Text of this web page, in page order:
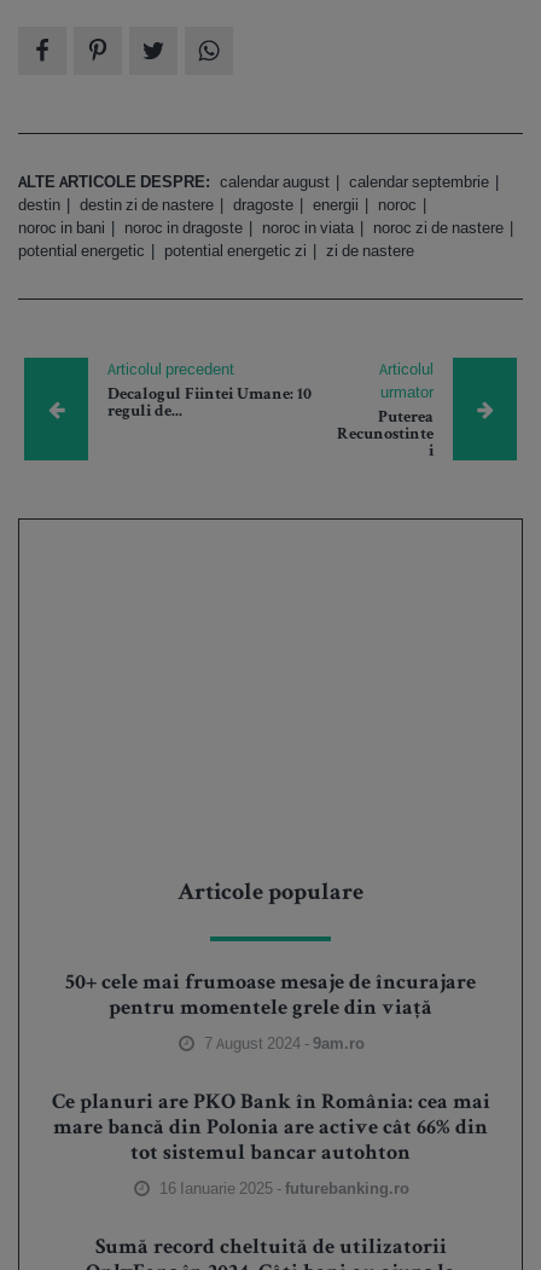
ALTE ARTICOLE DESPRE: calendar august
calendar septembrie
destin
destin zi de nastere dragoste energii
noroc
noroc in bani
noroc in dragoste noroc in viata
noroc zi de nastere
potential energetic
potential energetic zi zi de nastere
Articolul precedent
Decalogul Fiintei Umane: 10
reguli de...
Articolul
urmator
Puterea
Recunostinte
i
Articole populare
50+ cele mai frumoase mesaje de încurajare
pentru momentele grele din viață
7 August 2024 -9am.ro
Ce planuri are PKO Bank în România: cea mai
mare bancă din Polonia are active cât 66% din
tot sistemul bancar autohton
16 Ianuarie 2025 -futurebanking.ro
Sumă record cheltuită de utilizatorii